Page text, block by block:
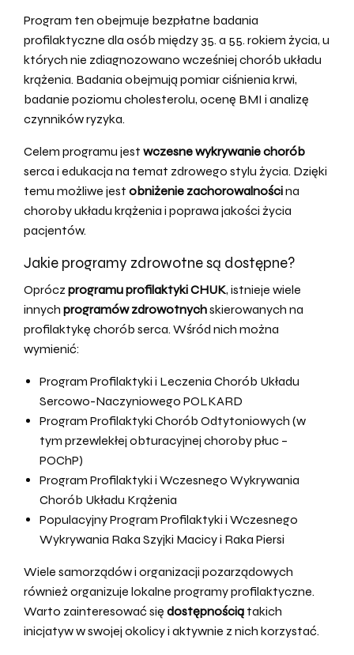
Program ten obejmuje bezpłatne badania
profilaktyczne dla osób między 35. a 55. rokiem życia, u
których nie zdiagnozowano wcześniej chorób układu
krążenia. Badania obejmują pomiar ciśnienia krwi,
badanie poziomu cholesterolu, ocenę BMI i analizę
czynników ryzyka.
Celem programu jest wczesne wykrywanie chorób
serca i edukacja na temat zdrowego stylu życia. Dzięki
temu możliwe jest obniżenie zachorowalnościna
choroby układu krążenia i poprawa jakości życia
pacjentów.
Jakie programy zdrowotne są dostępne?
Oprócz programu profilaktyki CHUK, istnieje wiele
innych programów zdrowotnychskierowanych na
profilaktykę chorób serca. Wśród nich można
wymienić:
Program Profilaktyki i Leczenia Chorób Układu
Sercowo-Naczyniowego POLKARD
Program Profilaktyki Chorób Odtytoniowych (w
tym przewlekłej obturacyjnej choroby płuc –
POChP)
Program Profilaktyki i Wczesnego Wykrywania
Chorób Układu Krążenia
Populacyjny Program Profilaktyki i Wczesnego
Wykrywania Raka Szyjki Macicy i Raka Piersi
Wiele samorządów i organizacji pozarządowych
również organizuje lokalne programy profilaktyczne.
Warto zainteresować się dostępnością takich
inicjatyw w swojej okolicy i aktywnie z nich korzystać.